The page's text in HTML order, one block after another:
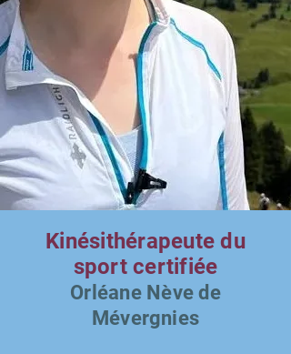
Kinésithérapeute du
sport certifiée
Orléane Nève de
Mévergnies